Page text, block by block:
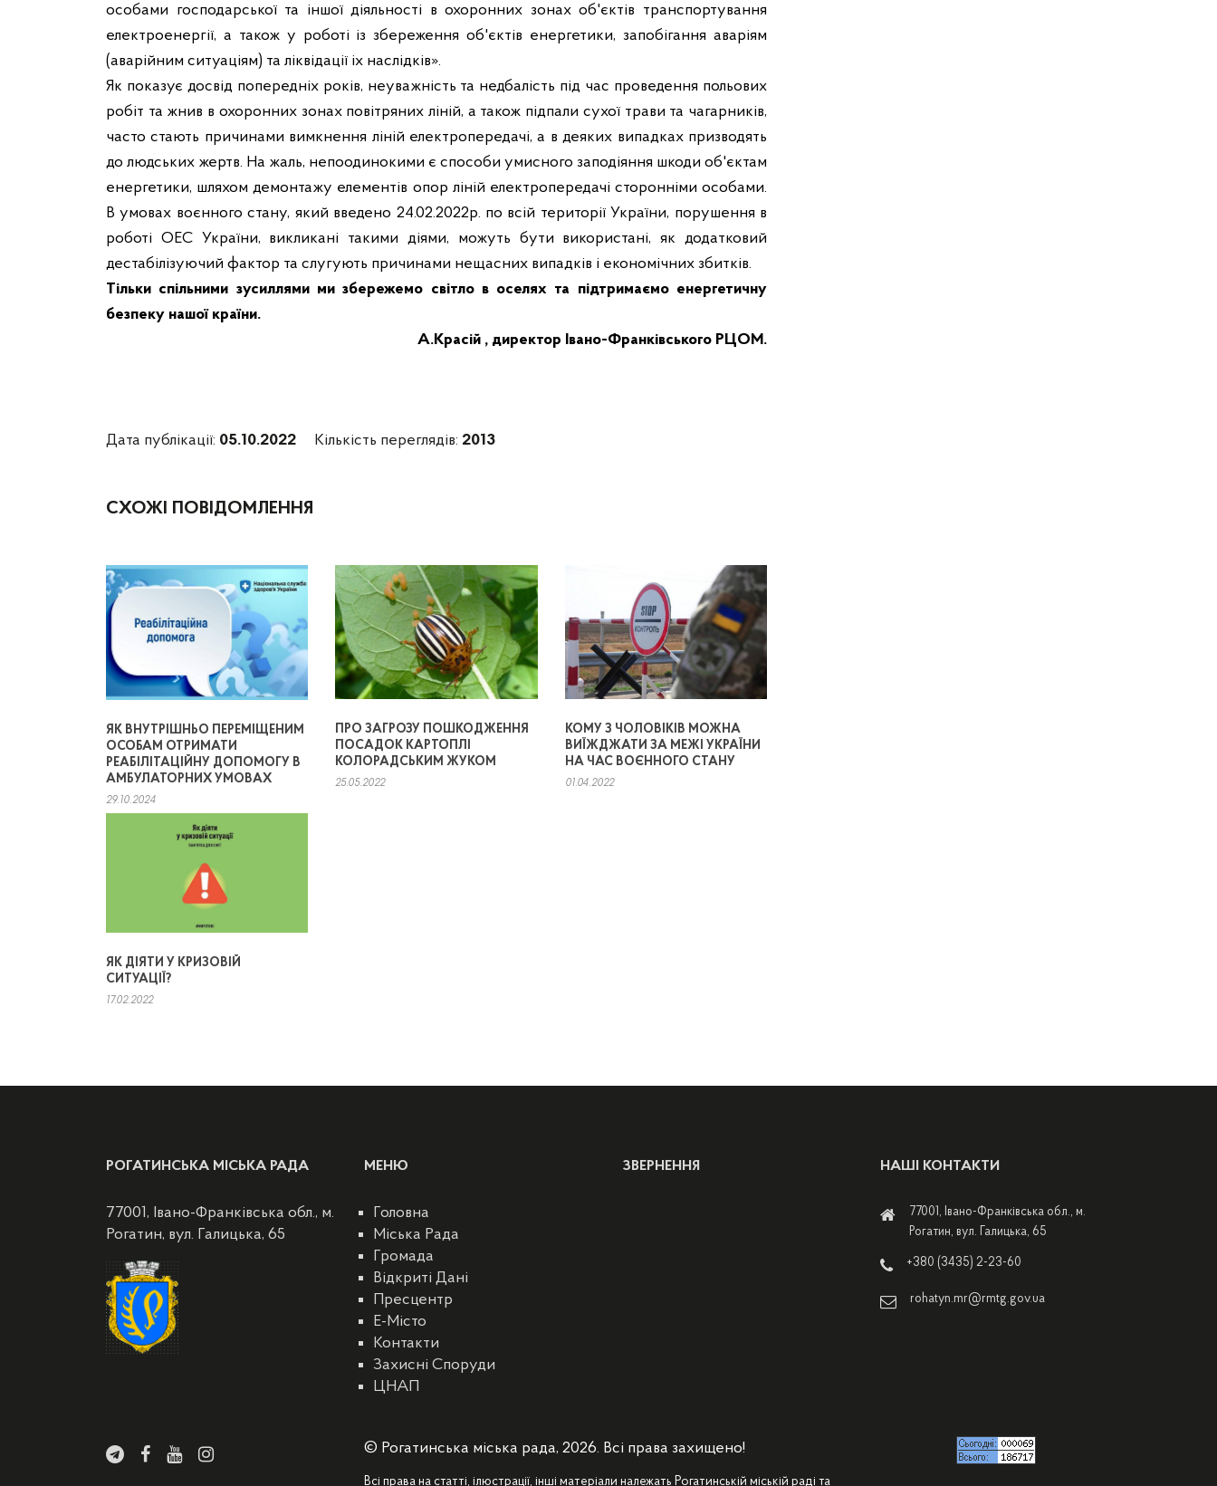
особами господарської та іншої діяльності в охоронних зонах об'єктів транспортування
електроенергії, а також у роботі із збереження об'єктів енергетики, запобігання аваріям
(аварійним ситуаціям) та ліквідації іх наслідків».
Як показує досвід попередніх років, неуважність та недбалість під час проведення польових
робіт та жнив в охоронних зонах повітряних ліній, а також підпали сухої трави та чагарників,
часто стають причинами вимкнення ліній електропередачі, а в деяких випадках призводять
до людських жертв. На жаль, непоодинокими є способи умисного заподіяння шкоди об'єктам
енергетики, шляхом демонтажу елементів опор ліній електропередачі сторонніми особами.
В умовах воєнного стану, який введено 24.02.2022р. по всій території України, порушення в
роботі ОЕС України, викликані такими діями, можуть бути використані, як додатковий
дестабілізуючий фактор та слугують причинами нещасних випадків і економічних збитків.
Тільки спільними зусиллями ми збережемо світло в оселях та підтримаємо енергетичну
безпеку нашої країни.
А.Красій , директор Івано-Франківського РЦОМ.
Дата публікації: 05.10.2022 Кількість переглядів: 2013
СХОЖІ ПОВІДОМЛЕННЯ
ЯК ВНУТРІШНЬО ПЕРЕМІЩЕНИМ
ОСОБАМ ОТРИМАТИ
РЕАБІЛІТАЦІЙНУ ДОПОМОГУ В
АМБУЛАТОРНИХ УМОВАХ
29.10.2024
ПРО ЗАГРОЗУ ПОШКОДЖЕННЯ
ПОСАДОК КАРТОПЛІ
КОЛОРАДСЬКИМ ЖУКОМ
25.05.2022
КОМУ З ЧОЛОВІКІВ МОЖНА
ВИЇЖДЖАТИ ЗА МЕЖІ УКРАЇНИ
НА ЧАС ВОЄННОГО СТАНУ
01.04.2022
ЯК ДІЯТИ У КРИЗОВІЙ
СИТУАЦІЇ?
17.02.2022
РОГАТИНСЬКА МІСЬКА РАДА
77001, Івано-Франківська обл., м.
Рогатин, вул. Галицька, 65
МЕНЮ
Головна
Міська Рада
Громада
Відкриті Дані
Пресцентр
E-Місто
Контакти
Захисні Споруди
ЦНАП
ЗВЕРНЕННЯ НАШІ КОНТАКТИ
77001, Івано-Франківська обл., м.
Рогатин, вул. Галицька, 65
+380 (3435) 2-23-60
rohatyn.mr@rmtg.gov.ua
© Рогатинська міська рада, 2026. Всі права захищено!
Всі права на статті, ілюстрації, інші матеріали належать Рогатинській міській раді та